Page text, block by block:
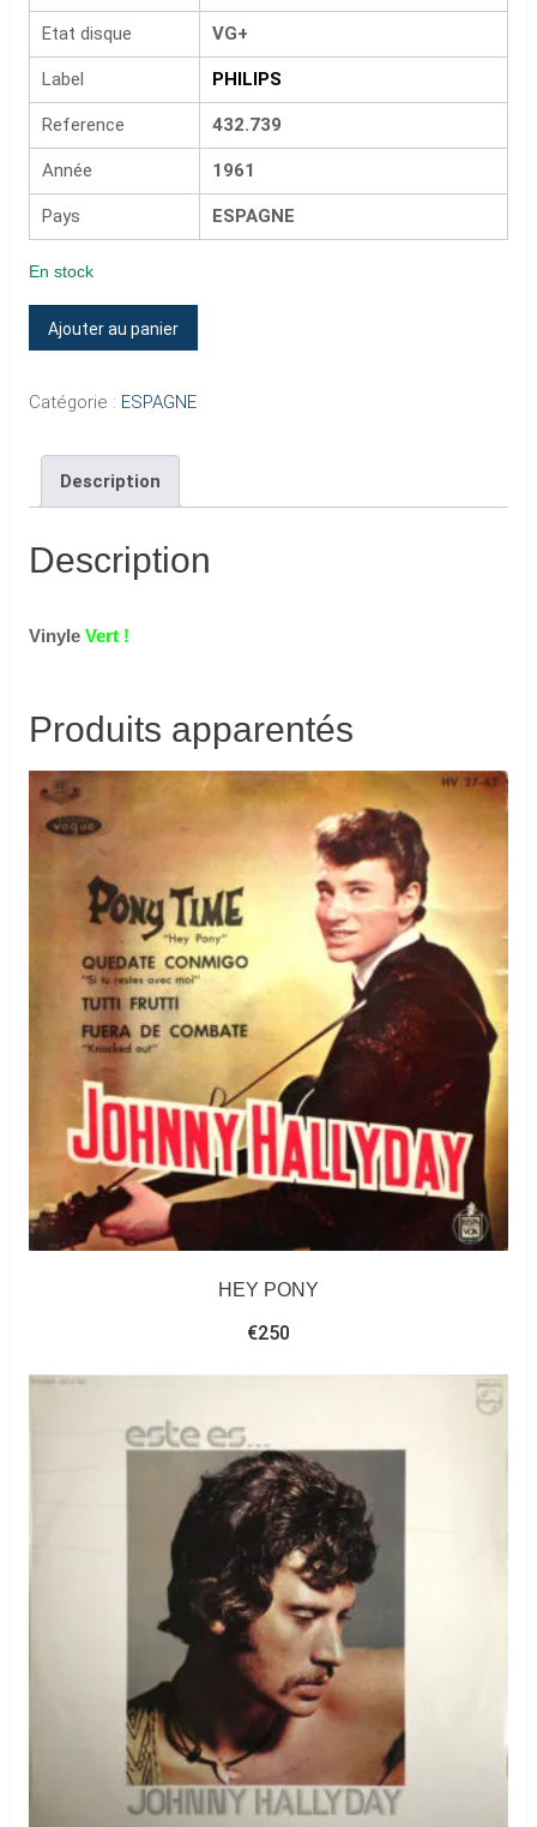
Etat disque VG+
Label PHILIPS
Reference 432.739
Année 1961
Pays ESPAGNE
En stock
quantité
de
(Vinyle
Vert)
Ajouter au panier
Catégorie : ESPAGNE
Description
Description
VinyleVert !
Produits apparentés
HEY PONY
€250